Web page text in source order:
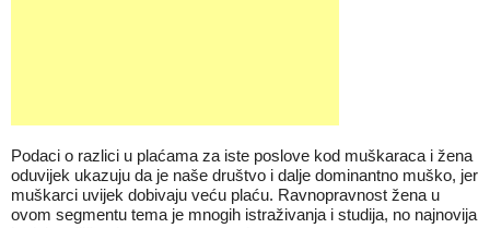
Podaci o razlici u plaćama za iste poslove kod muškaraca i žena
oduvijek ukazuju da je naše društvo i dalje dominantno muško, jer
muškarci uvijek dobivaju veću plaću. Ravnopravnost žena u
ovom segmentu tema je mnogih istraživanja i studija, no najnovija